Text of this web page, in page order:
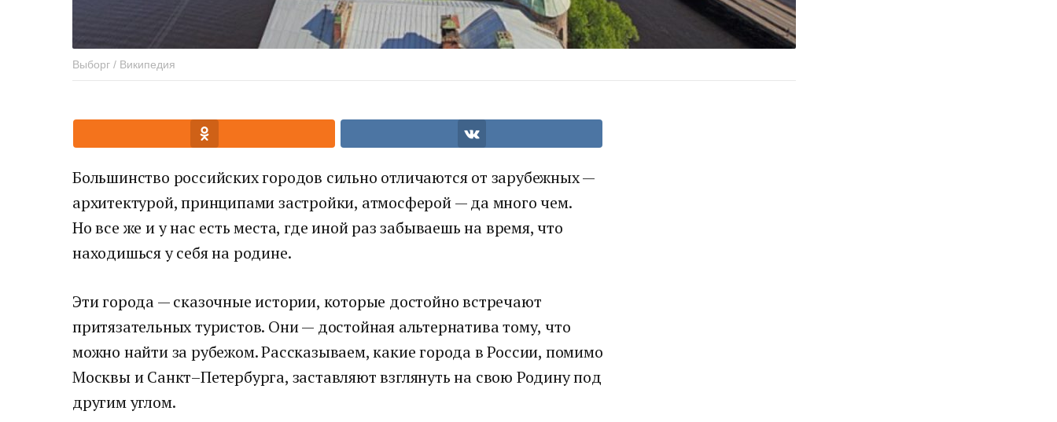
Выборг / Википедия
Большинство российских городов сильно отличаются от зарубежных —
архитектурой, принципами застройки, атмосферой — да много чем.
Но все же и у нас есть места, где иной раз забываешь на время, что
находишься у себя на родине.
Эти города — сказочные истории, которые достойно встречают
притязательных туристов. Они — достойная альтернатива тому, что
можно найти за рубежом. Рассказываем, какие города в России, помимо
Москвы и Санкт–Петербурга, заставляют взглянуть на свою Родину под
другим углом.